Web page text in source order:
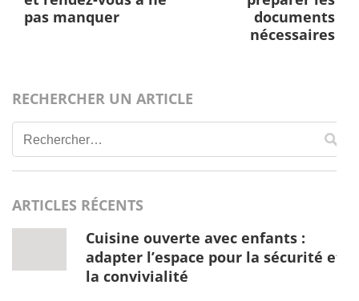
pas manquer
documents
nécessaires
RECHERCHER UN ARTICLE
Rechercher :
ARTICLES RÉCENTS
Cuisine ouverte avec enfants :
adapter l’espace pour la sécurité et
la convivialité